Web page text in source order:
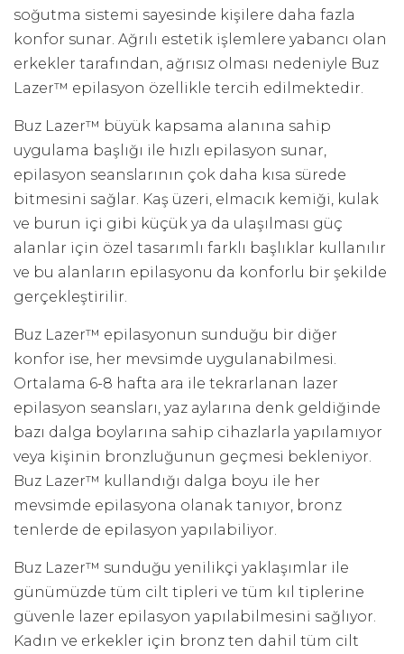
soğutma sistemi sayesinde kişilere daha fazla
konfor sunar. Ağrılı estetik işlemlere yabancı olan
erkekler tarafından, ağrısız olması nedeniyle Buz
Lazer™ epilasyon özellikle tercih edilmektedir.
Buz Lazer™ büyük kapsama alanına sahip
uygulama başlığı ile hızlı epilasyon sunar,
epilasyon seanslarının çok daha kısa sürede
bitmesini sağlar. Kaş üzeri, elmacık kemiği, kulak
ve burun içi gibi küçük ya da ulaşılması güç
alanlar için özel tasarımlı farklı başlıklar kullanılır
ve bu alanların epilasyonu da konforlu bir şekilde
gerçekleştirilir.
Buz Lazer™ epilasyonun sunduğu bir diğer
konfor ise, her mevsimde uygulanabilmesi.
Ortalama 6-8 hafta ara ile tekrarlanan lazer
epilasyon seansları, yaz aylarına denk geldiğinde
bazı dalga boylarına sahip cihazlarla yapılamıyor
veya kişinin bronzluğunun geçmesi bekleniyor.
Buz Lazer™ kullandığı dalga boyu ile her
mevsimde epilasyona olanak tanıyor, bronz
tenlerde de epilasyon yapılabiliyor.
Buz Lazer™ sunduğu yenilikçi yaklaşımlar ile
günümüzde tüm cilt tipleri ve tüm kıl tiplerine
güvenle lazer epilasyon yapılabilmesini sağlıyor.
Kadın ve erkekler için bronz ten dahil tüm cilt